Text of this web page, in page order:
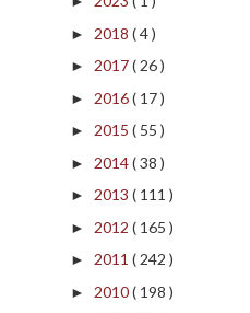
► 2018 ( 4 )
► 2017( 26 )
► 2016( 17 )
► 2015 ( 55 )
► 2014( 38 )
► 2013 ( 111 )
► 2012 ( 165 )
► 2011 ( 242 )
► 2010( 198 )